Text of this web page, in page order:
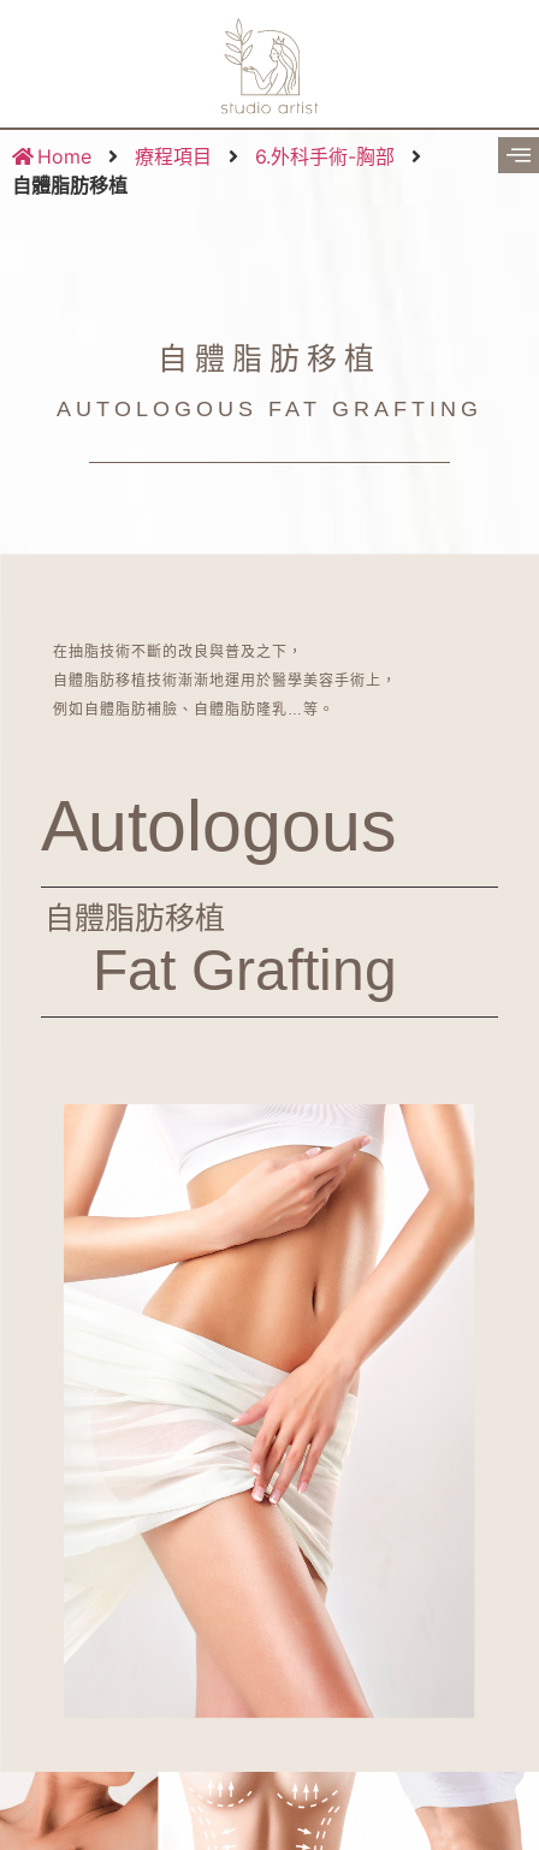
Home 療程項目
6.外科手術-胸部
自體脂肪移植
自體脂肪移植
AUTOLOGOUS FAT GRAFTING
在抽脂技術不斷的改良與普及之下，
自體脂肪移植技術漸漸地運用於醫學美容手術上，
例如自體脂肪補臉、自體脂肪隆乳…等。
Autologous
自體脂肪移植
Fat Grafting